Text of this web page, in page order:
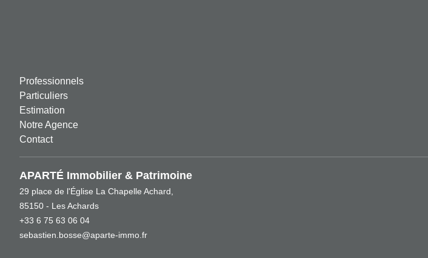
Professionnels
Particuliers
Estimation
Notre Agence
Contact
APARTÉ Immobilier & Patrimoine
29 place de l'Église La Chapelle Achard,
85150 - Les Achards
+33 6 75 63 06 04
sebastien.bosse@aparte-immo.fr